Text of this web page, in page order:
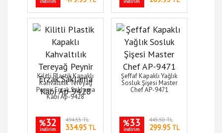
Kilitli Plastik Kapaklı
Kahvaltılık Tereyağ
Peynir Erzak Saklama
Kabı Ap-9428
%32
indirim
494.55 TL
334.95TL
Şeffaf Kapaklı Yağlık
Sosluk Şişesi Master
Chef AP-9471
%33
indirim
445.50 TL
299.95TL